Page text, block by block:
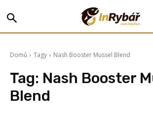
Domů Tagy Nash Booster Mussel Blend
Tag: Nash Booster
Blend